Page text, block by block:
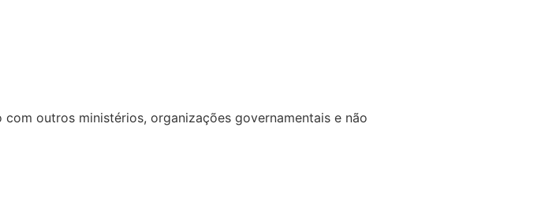
outros ministérios, organizações governamentais e não